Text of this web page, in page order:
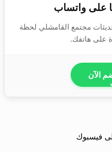
على واتساب
مجتمع القامشلي لحظة
على هاتفك.
الآن